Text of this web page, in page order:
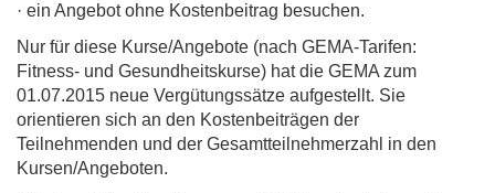
· ein Angebot ohne Kostenbeitrag besuchen.
Nur für diese Kurse/Angebote (nach GEMA-Tarifen:
Fitness- und Gesundheitskurse) hat die GEMA zum
01.07.2015 neue Vergütungssätze aufgestellt. Sie
orientieren sich an den Kostenbeiträgen der
Teilnehmenden und der Gesamtteilnehmerzahl in den
Kursen/Angeboten.